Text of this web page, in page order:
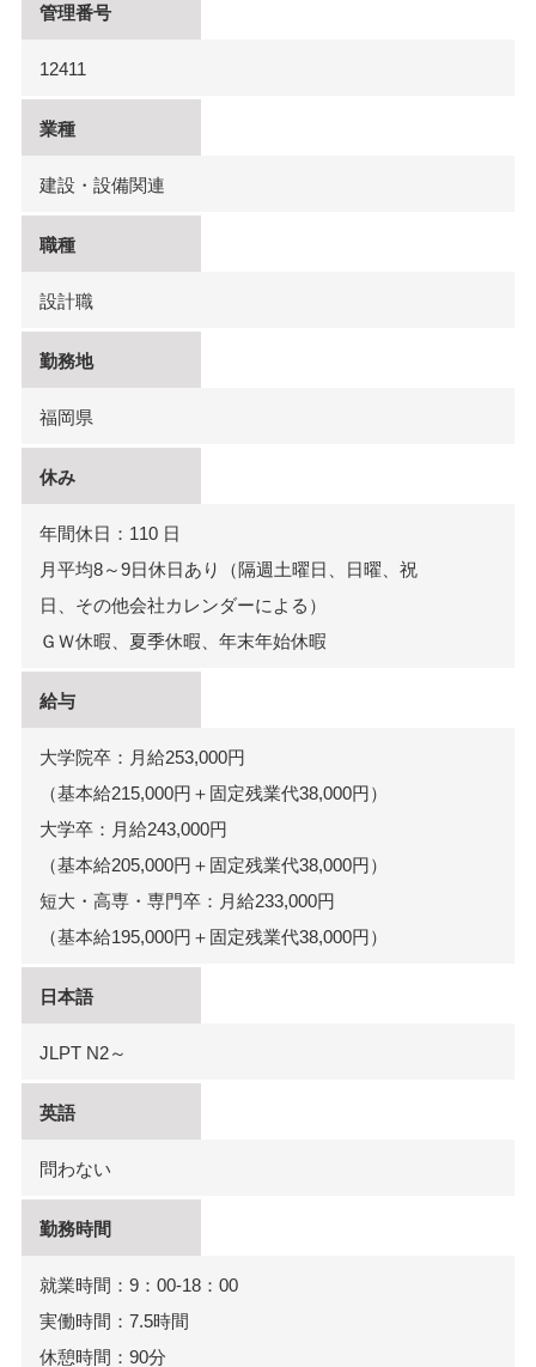
管理番号
12411
業種
建設・設備関連
職種
設計職
勤務地
福岡県
休み
年間休日：110 日
月平均8～9日休日あり（隔週土曜日、日曜、祝
日、その他会社カレンダーによる）
ＧＷ休暇、夏季休暇、年末年始休暇
給与
大学院卒：月給253,000円
（基本給215,000円＋固定残業代38,000円）
大学卒：月給243,000円
（基本給205,000円＋固定残業代38,000円）
短大・高専・専門卒：月給233,000円
（基本給195,000円＋固定残業代38,000円）
日本語
JLPT N2～
英語
問わない
勤務時間
就業時間：9：00-18：00
実働時間：7.5時間
休憩時間：90分